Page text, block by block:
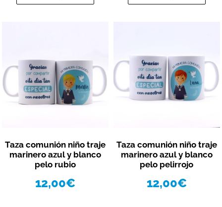
Taza comunión niño traje
marinero azul y blanco
pelo rubio
12,00€
Taza comunión niño traje
marinero azul y blanco
pelo pelirrojo
12,00€